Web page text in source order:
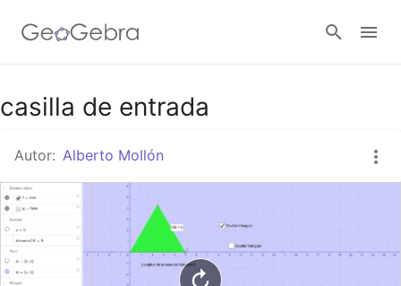
Google Classroom
GeoGebra Classroom
Abrir sesión
casilla de entrada
Autor: Alberto Mollón